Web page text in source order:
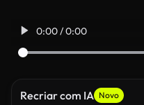
0:00 / 0:00
Recriar com IA Novo